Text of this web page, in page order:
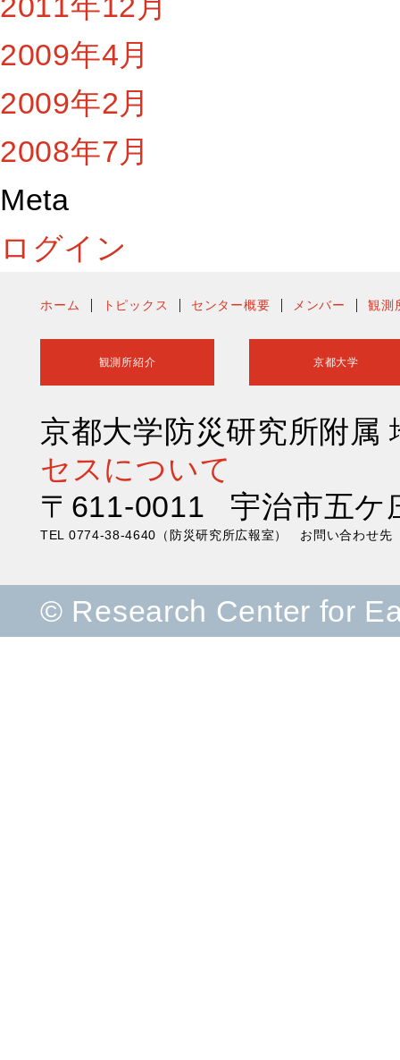
2009年4月
2009年2月
2008年7月
Meta
ログイン
ホーム トピックス センター概要 メンバー 観測
観測所紹介 京都大学
京都大学防災研究所附
セスについて
〒611-0011 宇治市五ケ
TEL 0774-38-4640（防災研究所広報室） お問い合わせ先
© Research Center for